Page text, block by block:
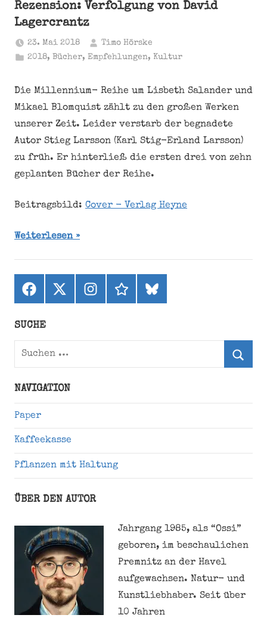
Rezension: Verfolgung von David
Lagercrantz
23. Mai 2018
Timo Hörske
2018, Bücher, Empfehlungen, Kultur
Die Millennium- Reihe um Lisbeth Salander und
Mikael Blomquist zählt zu den großen Werken
unserer Zeit. Leider verstarb der begnadete
Autor Stieg Larsson (Karl Stig-Erland Larsson)
zu früh. Er hinterließ die ersten drei von zehn
geplanten Bücher der Reihe.
Beitragsbild: Cover - Verlag Heyne
Weiterlesen
Facebook
X
(ehemals
Instagramthreadsbluesky
SUCHE
Suchen
NAVIGATION
Paper
Kaffeekasse
Pflanzen mit Haltung
ÜBER DEN AUTOR
Jahrgang 1985, als “Ossi”
geboren, im beschaulichen
Premnitz an der Havel
aufgewachsen. Natur- und
Kunstliebhaber. Seit über
10 Jahren